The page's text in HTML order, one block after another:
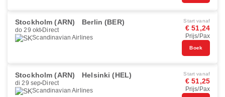
Stockholm (ARN) Berlin (BER)
do 29 okt Direct
Scandinavian Airlines
Start vanaf
€ 51,24
Prijs/Pax
Boek
Stockholm (ARN) Helsinki (HEL)
di 29 sep Direct
Scandinavian Airlines
Start vanaf
€ 51,25
Prijs/Pax